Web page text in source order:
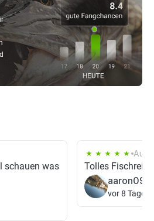
schauen was
Aug
Tolles
vor 8 Tagen